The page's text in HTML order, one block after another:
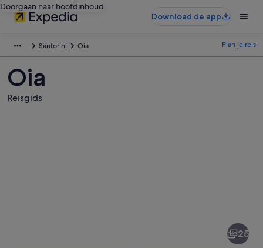
Doorgaan naar hoofdinhoud
Download de app
Santorini Oia Plan je reis
Oia
Reisgids
25